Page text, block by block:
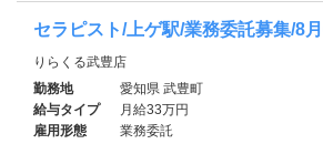
セラピスト/上ゲ駅/業務委託募集/8
りらくる武豊店
勤務地
愛知県 武豊町
給与タイプ
月給33万円
雇用形態
業務委託